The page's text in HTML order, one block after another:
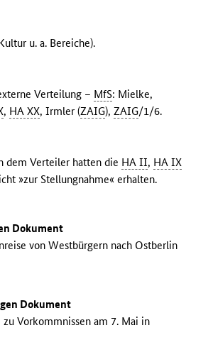
u. a. Bereiche).
Verteilung – MfS: Mielke,
, HA XX, Irmler (ZAIG),ZAIG/1/6.
dem Verteiler hatten die HA II, HA IX
»zur Stellungnahme« erhalten.
Dokument
von Westbürgern nach Ostberlin
Dokument
zu Vorkommnissen am 7. Mai in